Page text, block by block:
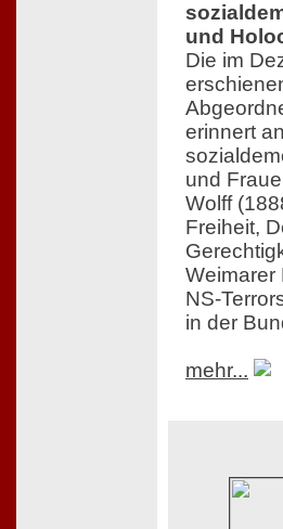
und
Die im
erinnert
und
Wolff
Freiheit,
Weimarer
NS-
in der
mehr...